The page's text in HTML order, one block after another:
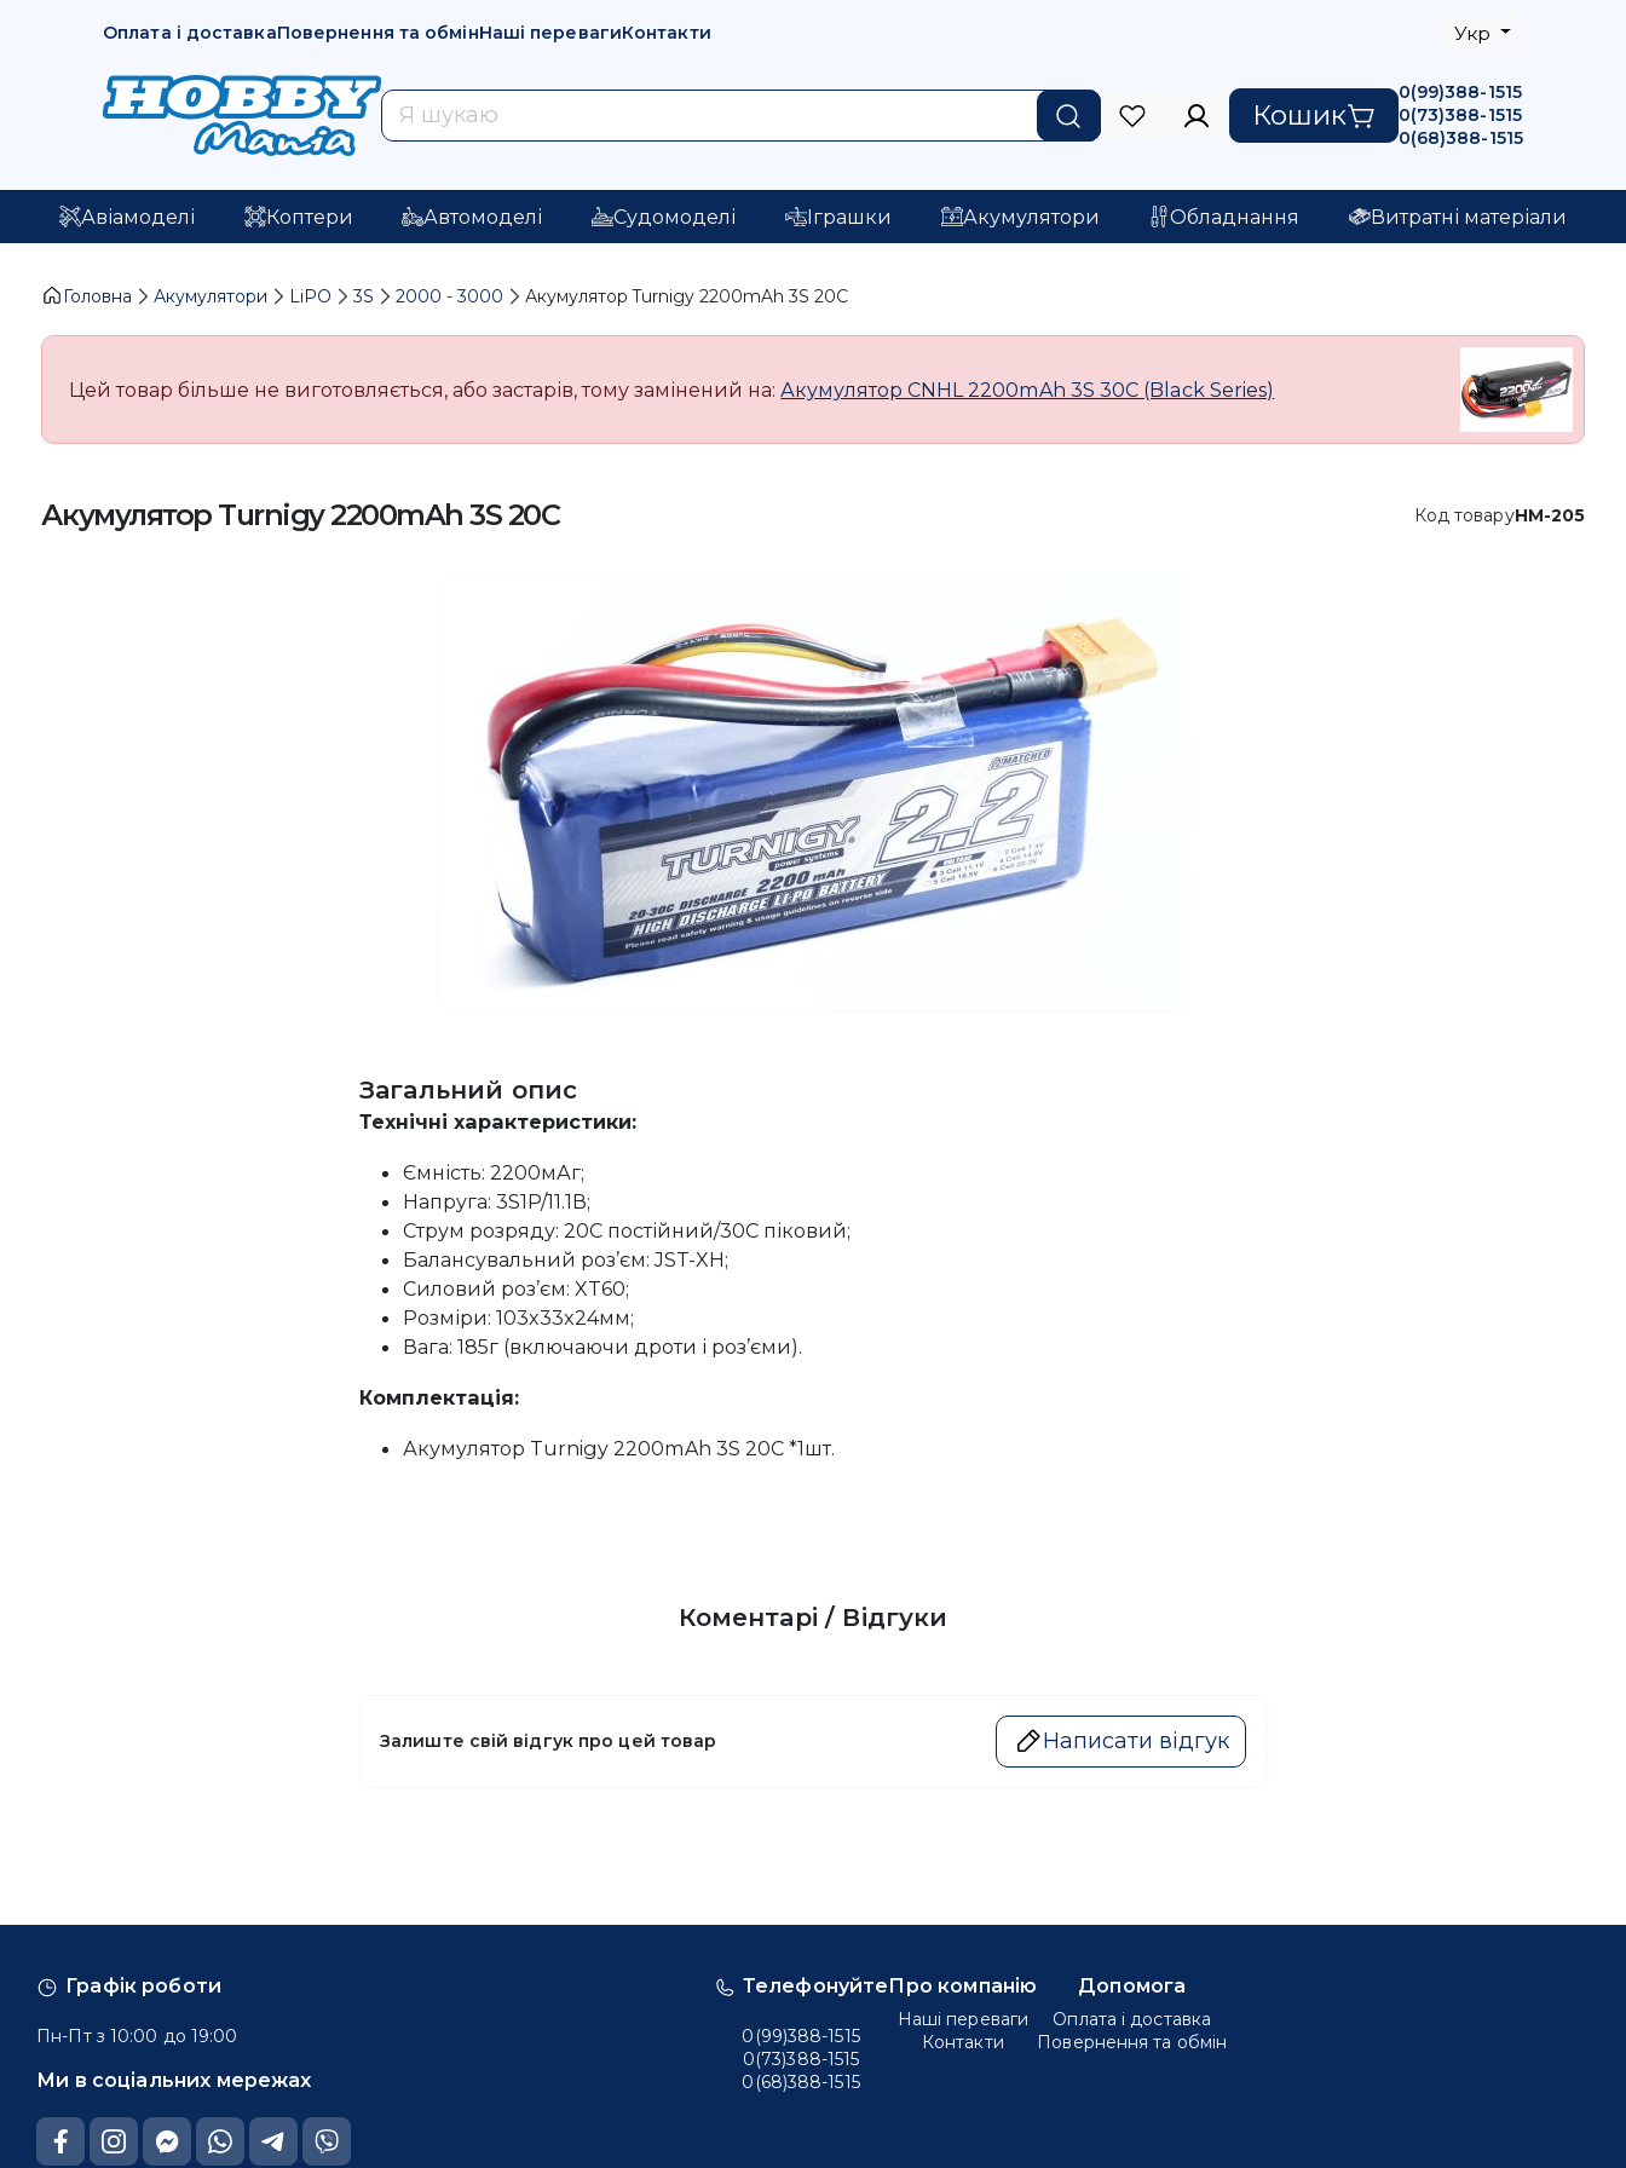
Оплата і доставкаПовернення та обмінНаші перевагиКонтакти Укр
Кошик
0(99)388-1515
0(73)388-1515
0(68)388-1515
Авіамоделі Коптери Автомоделі Судомоделі Іграшки Акумулятори Обладнання Витратні матеріали
Головна Акумулятори LiPO 3S 2000 - 3000 Акумулятор Turnigy 2200mAh 3S 20C
Цей товар більше не виготовляється, або застарів, тому замінений на:Акумулятор CNHL 2200mAh 3S 30C (Black Series)
Акумулятор Turnigy 2200mAh 3S 20C Код товаруHM-205
Загальний опис
Технічні характеристики:
Ємність: 2200мАг;
Напруга: 3S1P/11.1В;
Струм розряду: 20C постійний/30C піковий;
Балансувальний роз’єм: JST-XH;
Силовий роз’єм: XT60;
Розміри: 103x33x24мм;
Вага: 185г (включаючи дроти і роз’єми).
Комплектація:
Акумулятор Turnigy 2200mAh 3S 20C *1шт.
Коментарі / Відгуки
Залиште свій відгук про цей товар Написати відгук
Графік роботи
Пн-Пт з 10:00 до 19:00
Ми в соціальних мережах
Телефонуйте
0(99)388-1515
0(73)388-1515
0(68)388-1515
Про компанію
Наші переваги
Контакти
Допомога
Оплата і доставка
Повернення та обмін